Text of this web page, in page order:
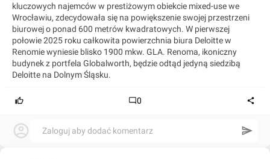
kluczowych najemców w prestiżowym obiekcie mixed-use we
Wrocławiu, zdecydowała się na powiększenie swojej przestrzeni
biurowej o ponad 600 metrów kwadratowych. W pierwszej
połowie 2025 roku całkowita powierzchnia biura Deloitte w
Renomie wyniesie blisko 1900 mkw. GLA. Renoma, ikoniczny
budynek z portfela Globalworth, będzie odtąd jedyną siedzibą
Deloitte na Dolnym Śląsku.
0
Zaloguj aby dodać komentarz